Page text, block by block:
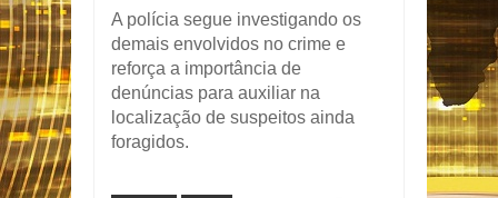
A polícia segue investigando os
demais envolvidos no crime e
reforça a importância de
denúncias para auxiliar na
localização de suspeitos ainda
foragidos.